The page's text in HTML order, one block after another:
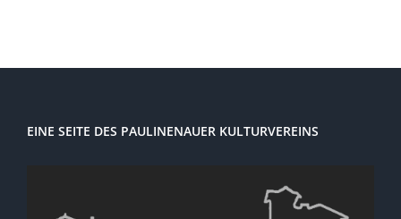
EINE SEITE DES PAULINENAUER KULTURVEREINS